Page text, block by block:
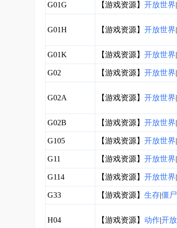
G01G 【游戏资源】 开放世界|
G01H 【游戏资源】 开放世界|
G01K 【游戏资源】 开放世界|
G02 【游戏资源】 开放世界|
G02A 【游戏资源】 开放世界|
G02B 【游戏资源】 开放世界|
G105 【游戏资源】 开放世界|
G11 【游戏资源】 开放世界|
G114 【游戏资源】 开放世界|
G33 【游戏资源】 生存|僵尸
H04 【游戏资源】 动作|开